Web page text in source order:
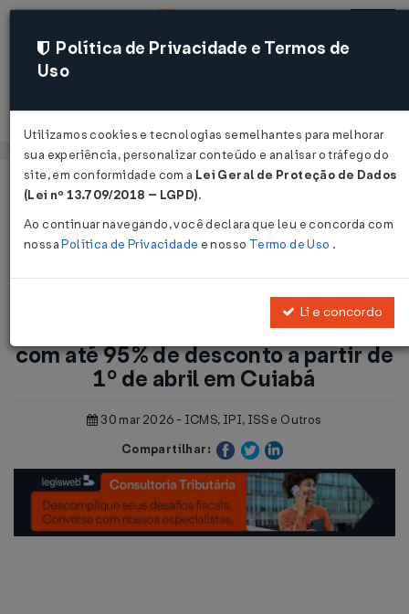
Acessar
Página Inicial
Notícias
a partir de 1º de abril em Cuiabá...
Voltar
ISS/Cuiabá: Prefeito anuncia REFIS
com até 95% de desconto a partir de
1º de abril em Cuiabá
30 mar 2026 - ICMS, IPI, ISS e Outros
Compartilhar:
Política de Privacidade e Termos de
Uso
Utilizamos cookies e tecnologias semelhantes para melhorar
sua experiência, personalizar conteúdo e analisar o tráfego do
site, em conformidade com a Lei Geral de Proteção de Dados
(Lei nº 13.709/2018 – LGPD).
Ao continuar navegando, você declara que leu e concorda com
nossaPolítica de Privacidade e nosso Termo de Uso .
Li e concordo